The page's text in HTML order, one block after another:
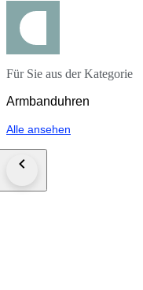
Für Sie aus der Kategorie
Armbanduhren
Alle ansehen